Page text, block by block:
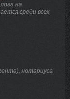
на
среди всех
нотариуса